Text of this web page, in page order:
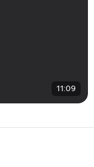
11:09